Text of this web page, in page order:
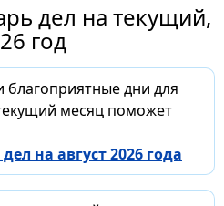
дел на текущий,
год
дни для
месяц поможет
на август 2026 года